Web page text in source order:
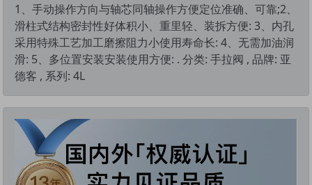
1、手动操作方向与轴芯同轴操作方便定位准确、可靠;2、
滑柱式结构密封性好体积小、重里轻、装拆方便: 3、内孔
采用特殊工艺加工磨擦阻力小使用寿命长: 4、无需加油润
滑: 5、多位置安装安装使用方便: . 分类: 手拉阀 , 品牌: 亚
德客 , 系列: 4L